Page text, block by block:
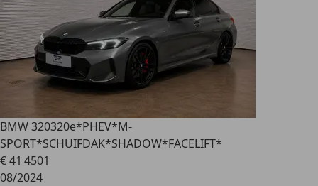
BMW 320320e*PHEV*M-
SPORT*SCHUIFDAK*SHADOW*FACELIFT*
€ 41 4501
08/2024